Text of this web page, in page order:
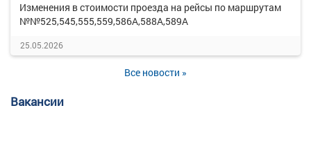
Изменения в стоимости проезда на рейсы по маршрутам
№№525,545,555,559,586А,588А,589А
25.05.2026
Все новости »
Вакансии